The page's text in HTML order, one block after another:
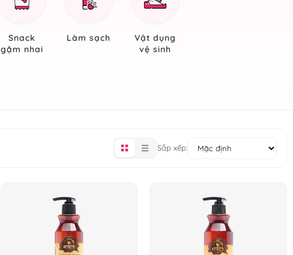
Snack
gặm nhai
Làm sạch
Vật dụng
vệ sinh
Sắp xếp: